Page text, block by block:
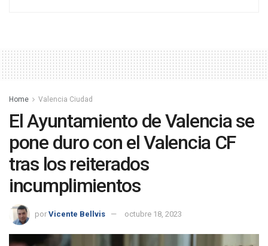
Home Valencia Ciudad
El Ayuntamiento de Valencia se
pone duro con el Valencia CF
tras los reiterados
incumplimientos
por Vicente Bellvis octubre 18, 2023